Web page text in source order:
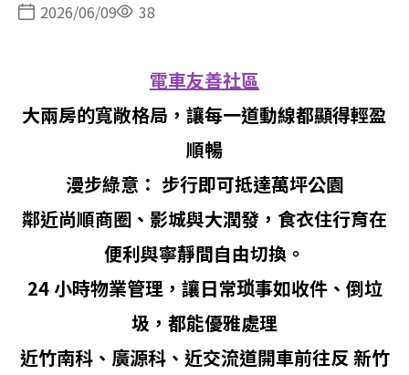
2026/06/09 38
電車友善社區
大兩房的寬敞格局，讓每一道動線都顯得輕盈
順暢
漫步綠意： 步行即可抵達萬坪公園
鄰近尚順商圈、影城與大潤發，食衣住行育在
便利與寧靜間自由切換。
24 小時物業管理，讓日常琐事如收件、倒垃
圾，都能優雅處理
近竹南科、廣源科、近交流道開車前往反 新竹